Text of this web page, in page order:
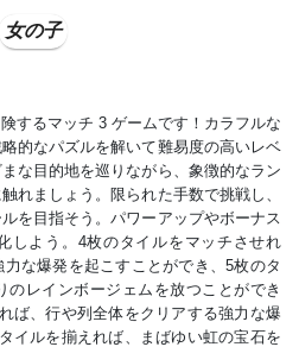
女の子
するマッチ 3 ゲームです！カラフルな
的なパズルを解いて難易度の高いレベ
な目的地を巡りながら、象徴的なラン
れましょう。限られた手数で挑戦し、
を目指そう。パワーアップやボーナス
しよう。4枚のタイルをマッチさせれ
な爆発を起こすことができ、5枚のタ
のレインボージェムを放つことができ
ば、行や列全体をクリアする強力な爆
イルを揃えれば、まばゆい虹の宝石を